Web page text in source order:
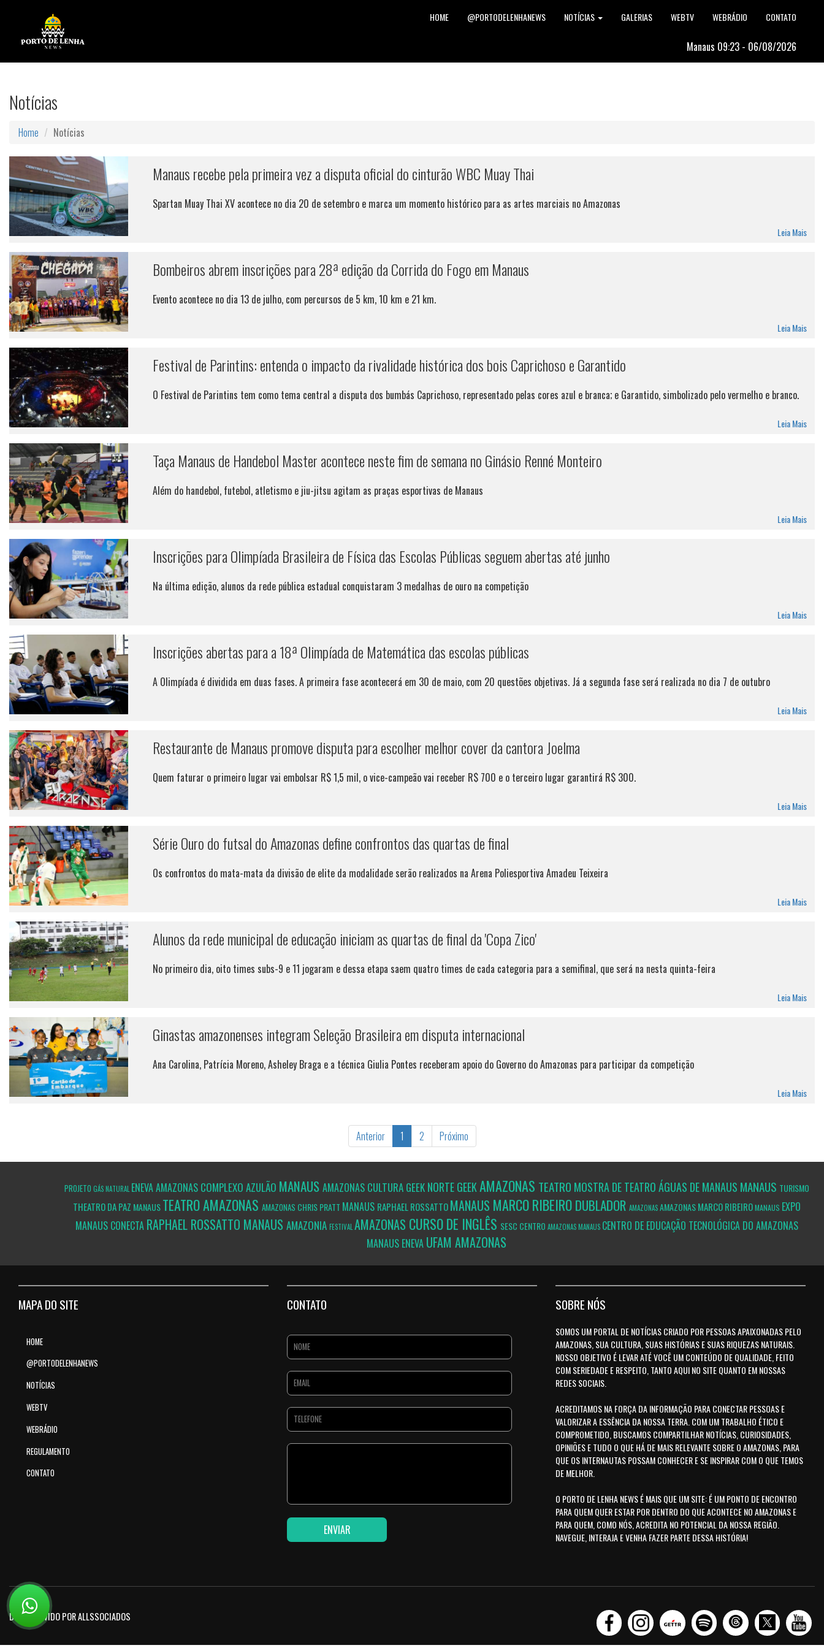
HOME @PORTODELENHANEWS NOTÍCIAS GALERIAS WEBTV WEBRÁDIO CONTATO
Manaus 09:23 - 06/08/2026
Notícias
Home Notícias
Manaus recebe pela primeira vez a disputa oficial do cinturão WBC Muay Thai
Spartan Muay Thai XV acontece no dia 20 de setembro e marca um momento histórico para as artes marciais no Amazonas
Leia Mais
Bombeiros abrem inscrições para 28ª edição da Corrida do Fogo em Manaus
Evento acontece no dia 13 de julho, com percursos de 5 km, 10 km e 21 km.
Leia Mais
Festival de Parintins: entenda o impacto da rivalidade histórica dos bois Caprichoso e Garantido
O Festival de Parintins tem como tema central a disputa dos bumbás Caprichoso, representado pelas cores azul e branca; e Garantido, simbolizado pelo vermelho e branco.
Leia Mais
Taça Manaus de Handebol Master acontece neste fim de semana no Ginásio Renné Monteiro
Além do handebol, futebol, atletismo e jiu-jitsu agitam as praças esportivas de Manaus
Leia Mais
Inscrições para Olimpíada Brasileira de Física das Escolas Públicas seguem abertas até junho
Na última edição, alunos da rede pública estadual conquistaram 3 medalhas de ouro na competição
Leia Mais
Inscrições abertas para a 18ª Olimpíada de Matemática das escolas públicas
A Olimpíada é dividida em duas fases. A primeira fase acontecerá em 30 de maio, com 20 questões objetivas. Já a segunda fase será realizada no dia 7 de outubro
Leia Mais
Restaurante de Manaus promove disputa para escolher melhor cover da cantora Joelma
Quem faturar o primeiro lugar vai embolsar R$ 1,5 mil, o vice-campeão vai receber R$ 700 e o terceiro lugar garantirá R$ 300.
Leia Mais
Série Ouro do futsal do Amazonas define confrontos das quartas de final
Os confrontos do mata-mata da divisão de elite da modalidade serão realizados na Arena Poliesportiva Amadeu Teixeira
Leia Mais
Alunos da rede municipal de educação iniciam as quartas de final da 'Copa Zico'
No primeiro dia, oito times subs-9 e 11 jogaram e dessa etapa saem quatro times de cada categoria para a semifinal, que será na nesta quinta-feira
Leia Mais
Ginastas amazonenses integram Seleção Brasileira em disputa internacional
Ana Carolina, Patrícia Moreno, Asheley Braga e a técnica Giulia Pontes receberam apoio do Governo do Amazonas para participar da competição
Leia Mais
Anterior 1 2 Próximo
PROJETO GÁS NATURAL ENEVAAMAZONAS COMPLEXO AZULÃO MANAUS AMAZONAS CULTURA GEEK NORTE GEEKAMAZONAS TEATRO MOSTRA DE TEATRO ÁGUAS DE MANAUS MANAUS TURISMO
THEATRO DA PAZ MANAUSTEATRO AMAZONAS AMAZONAS CHRIS PRATT MANAUS RAPHAEL ROSSATTOMANAUS MARCO RIBEIRODUBLADOR AMAZONASAMAZONASMARCO RIBEIROMANAUS EXPO
MANAUS CONECTA RAPHAEL ROSSATTO MANAUS AMAZONIA FESTIVAL AMAZONAS CURSO DE INGLÊS SESC CENTRO AMAZONASMANAUS CENTRO DE EDUCAÇÃO TECNOLÓGICA DO AMAZONAS
MANAUS ENEVA UFAM AMAZONAS
MAPA DO SITE
HOME
@PORTODELENHANEWS
NOTÍCIAS
WEBTV
WEBRÁDIO
REGULAMENTO
CONTATO
CONTATO SOBRE NÓS
SOMOS UM PORTAL DE NOTÍCIAS CRIADO POR PESSOAS APAIXONADAS PELO
AMAZONAS, SUA CULTURA, SUAS HISTÓRIAS E SUAS RIQUEZAS NATURAIS.
NOSSO OBJETIVO É LEVAR ATÉ VOCÊ UM CONTEÚDO DE QUALIDADE, FEITO
COM SERIEDADE E RESPEITO, TANTO AQUI NO SITE QUANTO EM NOSSAS
REDES SOCIAIS.
ACREDITAMOS NA FORÇA DA INFORMAÇÃO PARA CONECTAR PESSOAS E
VALORIZAR A ESSÊNCIA DA NOSSA TERRA. COM UM TRABALHO ÉTICO E
COMPROMETIDO, BUSCAMOS COMPARTILHAR NOTÍCIAS, CURIOSIDADES,
OPINIÕES E TUDO O QUE HÁ DE MAIS RELEVANTE SOBRE O AMAZONAS, PARA
QUE OS INTERNAUTAS POSSAM CONHECER E SE INSPIRAR COM O QUE TEMOS
DE MELHOR.
O PORTO DE LENHA NEWS É MAIS QUE UM SITE: É UM PONTO DE ENCONTRO
PARA QUEM QUER ESTAR POR DENTRO DO QUE ACONTECE NO AMAZONAS E
PARA QUEM, COMO NÓS, ACREDITA NO POTENCIAL DA NOSSA REGIÃO.
NAVEGUE, INTERAJA E VENHA FAZER PARTE DESSA HISTÓRIA!
DESENVOLVIDO POR ALLSSOCIADOS